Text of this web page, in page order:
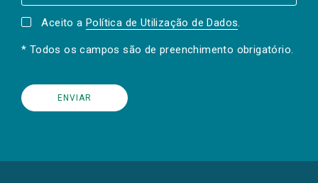
Aceito a Política de Utilização de Dados.
* Todos os campos são de preenchimento obrigatório.